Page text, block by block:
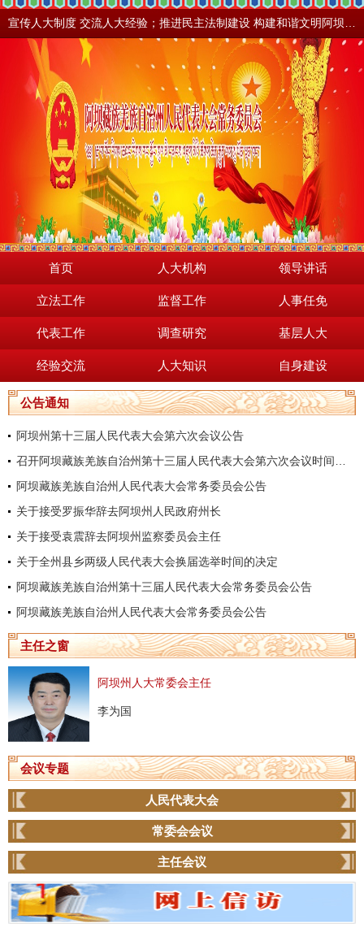
首页 人大机构 领导讲话
立法工作 监督工作 人事任免
代表工作 调查研究 基层人大
经验交流 人大知识 自身建设
公告通知
阿坝州第十三届人民代表大会第六次会议公告
阿坝藏族羌族自治州人民代表大会常务委员会公告
关于接受罗振华辞去阿坝州人民政府州长
关于接受袁震辞去阿坝州监察委员会主任
关于全州县乡两级人民代表大会换届选举时间的决定
阿坝藏族羌族自治州第十三届人民代表大会常务委员会公告
阿坝藏族羌族自治州人民代表大会常务委员会公告
主任之窗
阿坝州人大常委会主任
李为国
会议专题
人民代表大会
常委会会议
主任会议